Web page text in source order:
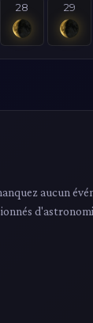
28 29
aucun